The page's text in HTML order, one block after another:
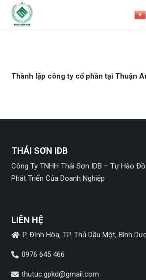
Thành lập công ty cổ phần tại Thuận
THÁI SƠN IDB
Công Ty TNHH Thái Sơn IDB – Tự Hào
Phát Triển Của Doanh Nghiệp
LIÊN HỆ
P. Định Hòa, TP. Thủ Dầu Một, Bình
0976 645 466
thutuc.gpkd@gmail.com